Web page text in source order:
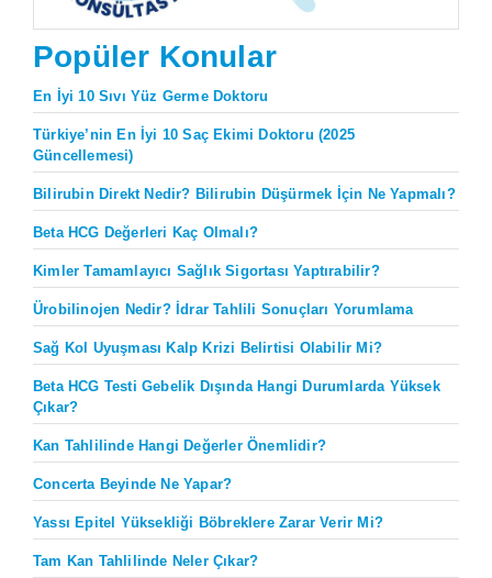
Popüler Konular
En İyi 10 Sıvı Yüz Germe Doktoru
Türkiye’nin En İyi 10 Saç Ekimi Doktoru (2025
Güncellemesi)
Bilirubin Direkt Nedir? Bilirubin Düşürmek İçin Ne Yapmalı?
Beta HCG Değerleri Kaç Olmalı?
Kimler Tamamlayıcı Sağlık Sigortası Yaptırabilir?
Ürobilinojen Nedir? İdrar Tahlili Sonuçları Yorumlama
Sağ Kol Uyuşması Kalp Krizi Belirtisi Olabilir Mi?
Beta HCG Testi Gebelik Dışında Hangi Durumlarda Yüksek
Çıkar?
Kan Tahlilinde Hangi Değerler Önemlidir?
Concerta Beyinde Ne Yapar?
Yassı Epitel Yüksekliği Böbreklere Zarar Verir Mi?
Tam Kan Tahlilinde Neler Çıkar?